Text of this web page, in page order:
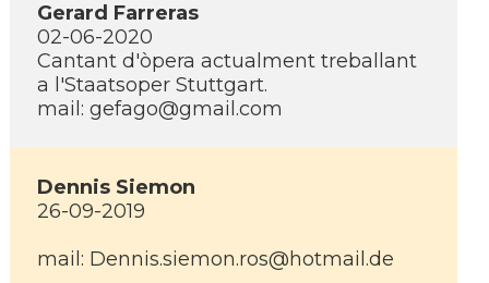
Gerard Farreras
02-06-2020
Cantant d'òpera actualment treballant
a l'Staatsoper Stuttgart.
mail: gefago@gmail.com
Dennis Siemon
26-09-2019
mail: Dennis.siemon.ros@hotmail.de